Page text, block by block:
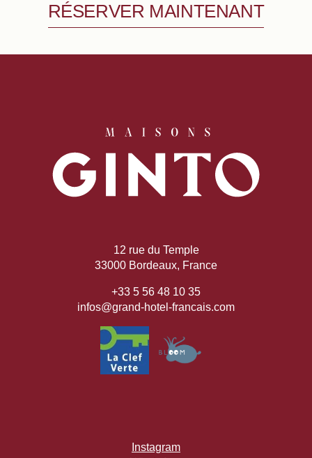
RÉSERVER MAINTENANT
Instagram
12 rue du Temple
33000 Bordeaux, France
+33 5 56 48 10 35
infos@grand-hotel-francais.com